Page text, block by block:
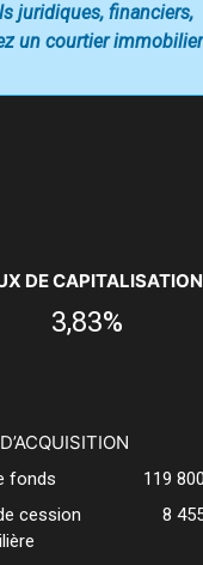
juridiques, financiers,
un courtier immobilier
DE CAPITALISATION
3,83%
fonds
119
cession
8